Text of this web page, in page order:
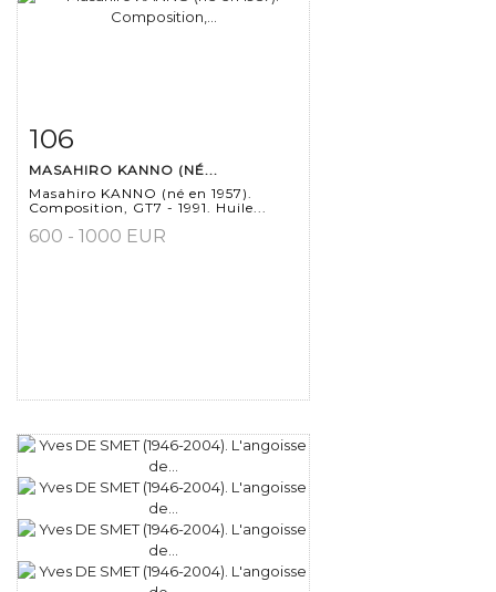
Fiche détaillée
106
MASAHIRO KANNO (NÉ...
Masahiro KANNO (né en 1957).
Composition, GT7 - 1991. Huile...
600 - 1000 EUR